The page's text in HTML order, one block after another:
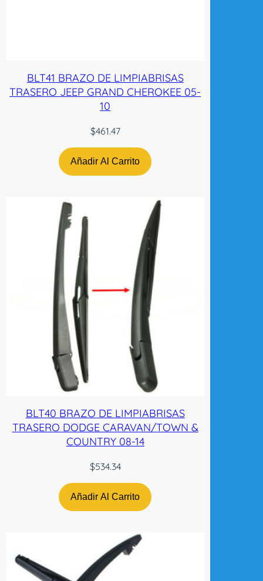
BLT41 BRAZO DE LIMPIABRISAS
TRASERO JEEP GRAND CHEROKEE 05-
10
$461.47
Añadir Al Carrito
BLT40 BRAZO DE LIMPIABRISAS
TRASERO DODGE CARAVAN/TOWN &
COUNTRY 08-14
$534.34
Añadir Al Carrito